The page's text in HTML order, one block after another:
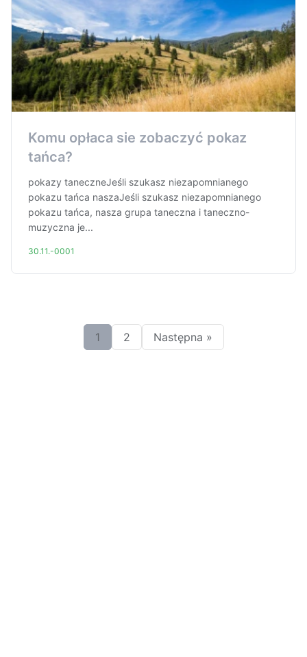
Komu opłaca sie zobaczyć pokaz
tańca?
pokazy taneczneJeśli szukasz niezapomnianego
pokazu tańca naszaJeśli szukasz niezapomnianego
pokazu tańca, nasza grupa taneczna i taneczno-
muzyczna je...
30.11.-0001
1 2 Następna »